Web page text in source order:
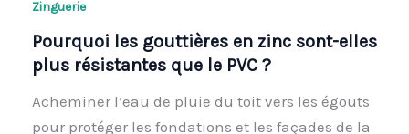
Zinguerie
Pourquoi les gouttières en zinc sont-elles
plus résistantes que le PVC ?
Acheminer l’eau de pluie du toit vers les égouts
pour protéger les fondations et les façades de la